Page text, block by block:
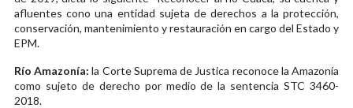
afluentes cono una entidad sujeta de derechos a la protección,
conservación, mantenimiento y restauración en cargo del Estado y
EPM.
Río Amazonía: la Corte Suprema de Justica reconoce la Amazonía
como sujeto de derecho por medio de la sentencia STC 3460-
2018.